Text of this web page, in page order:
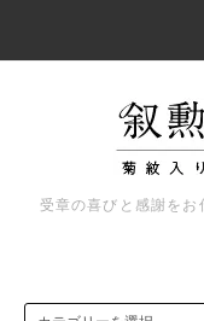
受章の喜びと感謝を